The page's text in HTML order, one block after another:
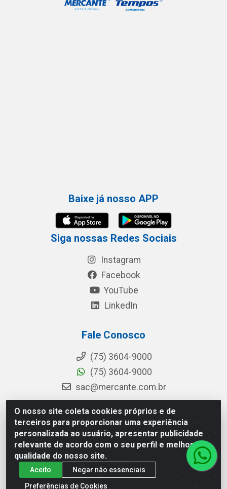
O nosso site coleta cookies próprios e de
terceiros para proporcionar uma experiência
personalizada ao usuário, apresentar publicidade
relevante de acordo com o seu perfil e melhorar a
qualidade do nosso site.
Aceito
Negar não essenciais
Preferências de Cookies
Baixe já nosso APP
Siga nossas Redes Sociais
Instagram
Facebook
YouTube
LinkedIn
Fale Conosco
(75) 3604-9000
(75) 3604-9000
sac@mercante.com.br
Mercante Distribuidora - Rua Mercante, 699 - Aviário, Feira de
Santana/BA - CEP 44.096-218 - CNPJ 96.755.848/0001-08